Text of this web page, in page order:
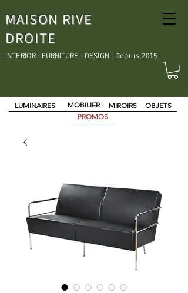
MAISON RIVE
DROITE
INTERIOR - FURNITURE - DESIGN - Depuis 2015
MOBILIER MIROIRS
LUMINAIRES
OBJETS
PROMOS